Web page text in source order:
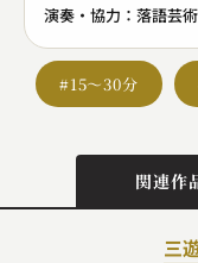
演奏・協力：落語芸
#15～30分
関連作
三